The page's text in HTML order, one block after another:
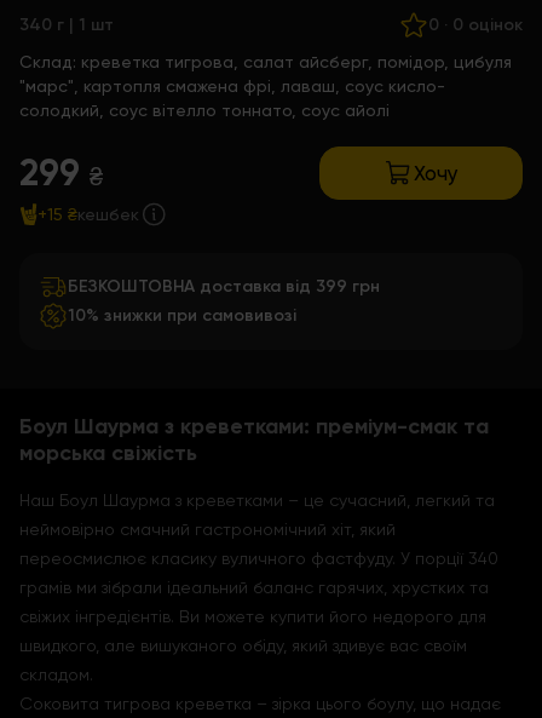
340 г | 1 шт 0 · 0 оцінок
Склад: креветка тигрова, салат айсберг, помідор, цибуля
"марс", картопля смажена фрі, лаваш, соус кисло-
солодкий, соус вітелло тоннато, соус айолі
299 ₴ Хочу
+15 ₴кешбек
БЕЗКОШТОВНА доставка від 399 грн
10% знижки при самовивозі
Боул Шаурма з креветками: преміум-смак та
морська свіжість
Наш Боул Шаурма з креветками – це сучасний, легкий та
неймовірно смачний гастрономічний хіт, який
переосмислює класику вуличного фастфуду. У порції 340
грамів ми зібрали ідеальний баланс гарячих, хрустких та
свіжих інгредієнтів. Ви можете купити його недорого для
швидкого, але вишуканого обіду, який здивує вас своїм
складом.
Соковита тигрова креветка – зірка цього боулу, що надає